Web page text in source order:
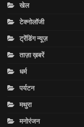
खेल
टेक्नोलॉजी
ट्रेंडिंग न्यूज़
ताज़ा ख़बरें
धर्म
पर्यटन
मथुरा
मनोरंजन